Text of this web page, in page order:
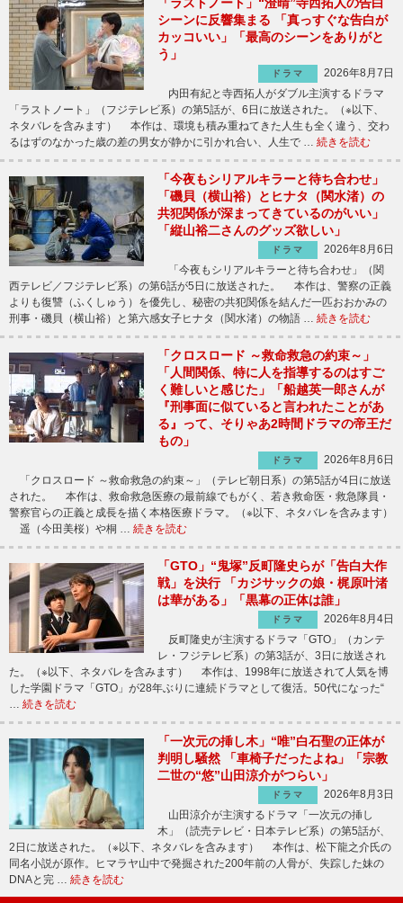
シーンに反響集まる 「真っすぐな告白が
カッコいい」「最高のシーンをありがと
う」
ドラマ
2026年8月7日
内田有紀と寺西拓人がダブル主演するドラマ
「ラストノート」（フジテレビ系）の第5話が、6日に放送された。（※以下、
ネタバレを含みます） 本作は、環境も積み重ねてきた人生も全く違う、交わ
るはずのなかった歳の差の男女が静かに引かれ合い、人生で … 続きを読む
「今夜もシリアルキラーと待ち合わせ」
「磯貝（横山裕）とヒナタ（関水渚）の
共犯関係が深まってきているのがいい」
「縦山裕二さんのグッズ欲しい」
ドラマ
2026年8月6日
「今夜もシリアルキラーと待ち合わせ」（関
西テレビ／フジテレビ系）の第6話が5日に放送された。 本作は、警察の正義
よりも復讐（ふくしゅう）を優先し、秘密の共犯関係を結んだ一匹おおかみの
刑事・磯貝（横山裕）と第六感女子ヒナタ（関水渚）の物語 … 続きを読む
「クロスロード ～救命救急の約束～」
「人間関係、特に人を指導するのはすご
く難しいと感じた」「船越英一郎さんが
『刑事面に似ていると言われたことがあ
る』って、そりゃあ2時間ドラマの帝王だ
もの」
ドラマ
2026年8月6日
「クロスロード ～救命救急の約束～」（テレビ朝日系）の第5話が4日に放送
された。 本作は、救命救急医療の最前線でもがく、若き救命医・救急隊員・
警察官らの正義と成長を描く本格医療ドラマ。（※以下、ネタバレを含みます）
遥（今田美桜）や桐 … 続きを読む
「GTO」“鬼塚”反町隆史らが「告白大作
戦」を決行 「カジサックの娘・梶原叶渚
は華がある」「黒幕の正体は誰」
ドラマ
2026年8月4日
反町隆史が主演するドラマ「GTO」（カンテ
レ・フジテレビ系）の第3話が、3日に放送され
た。（※以下、ネタバレを含みます） 本作は、1998年に放送されて人気を博
した学園ドラマ「GTO」が28年ぶりに連続ドラマとして復活。50代になった“
… 続きを読む
「一次元の挿し木」“唯”白石聖の正体が
判明し騒然 「車椅子だったよね」「宗教
二世の“悠”山田涼介がつらい」
ドラマ
2026年8月3日
山田涼介が主演するドラマ「一次元の挿し
木」（読売テレビ・日本テレビ系）の第5話が、
2日に放送された。（※以下、ネタバレを含みます） 本作は、松下龍之介氏の
同名小説が原作。ヒマラヤ山中で発掘された200年前の人骨が、失踪した妹の
DNAと完 … 続きを読む